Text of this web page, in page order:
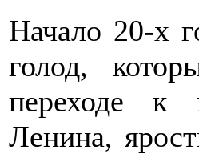
Начало 20-х
голод,
переходе к
Ленина,